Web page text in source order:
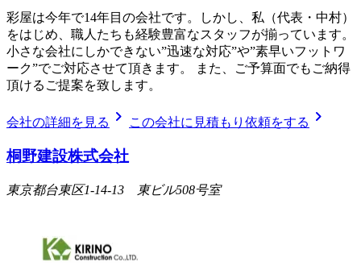
彩屋は今年で14年目の会社です。しかし、私（代表・中村）
をはじめ、職人たちも経験豊富なスタッフが揃っています。
小さな会社にしかできない”迅速な対応”や”素早いフットワ
ーク”でご対応させて頂きます。 また、ご予算面でもご納得
頂けるご提案を致します。
会社の詳細を見る chevron_right この会社に見積もり依頼をする chevron_right
桐野建設株式会社
東京都台東区1-14-13 東ビル508号室